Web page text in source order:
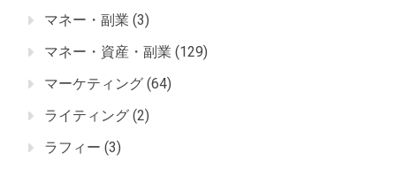
マネー・副業 (3)
マネー・資産・副業 (129)
マーケティング (64)
ライティング (2)
ラフィー (3)